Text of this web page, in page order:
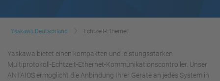
Yaskawa Deutschland Echtzeit-Ethernet
Yaskawa bietet einen kompakten und leistungsstarken
Multiprotokoll-Echtzeit-Ethernet-Kommunikationscontroller. Unser
ANTAIOS ermöglicht die Anbindung Ihrer Geräte an jedes System in